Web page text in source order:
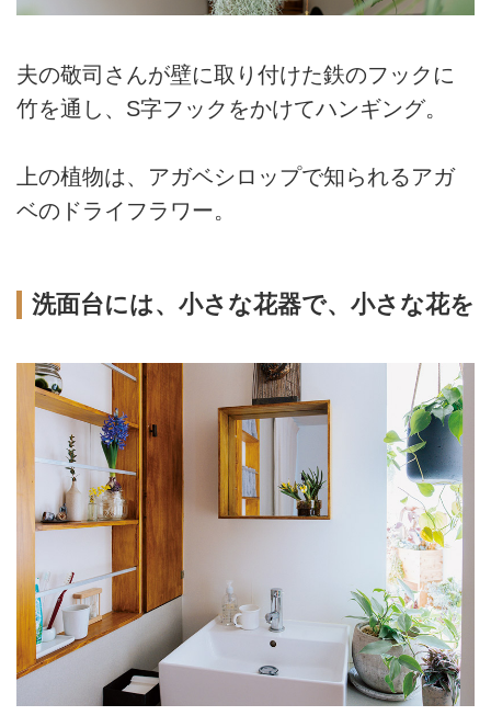
夫の敬司さんが壁に取り付けた鉄のフックに
竹を通し、S字フックをかけてハンギング。
上の植物は、アガベシロップで知られるアガ
ベのドライフラワー。
洗面台には、小さな花器で、小さな花を